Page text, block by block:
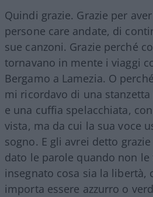
Quindi grazie. Grazie per
persone care andate, di
sue canzoni. Grazie perché
tornavano in mente i viaggi
Bergamo a Lamezia. O
mi ricordavo di una
e una cuffia spelacchiata,
vista, ma da cui la sua voce
sogno. E gli avrei detto
dato le parole quando non le
insegnato cosa sia la libertà,
importa essere azzurro o